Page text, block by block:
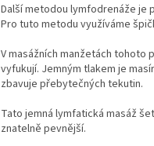
Další metodou lymfodrenáže je
Pro tuto metodu využíváme
V masážních manžetách tohoto
vyfukují. Jemným tlakem je
zbavuje přebytečných tekutin.
Tato jemná lymfatická masáž
znatelně pevnější.